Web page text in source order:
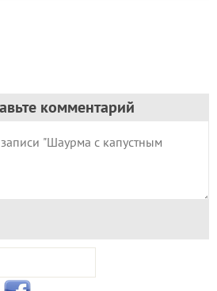
комментарий